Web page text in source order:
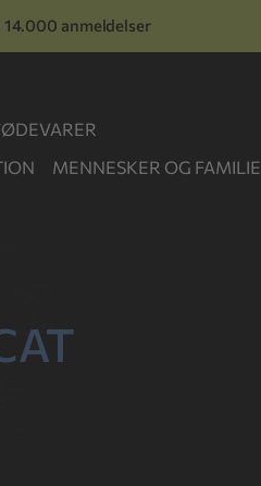
14.000 anmeldelser
MENNESKER OG FAMILIE